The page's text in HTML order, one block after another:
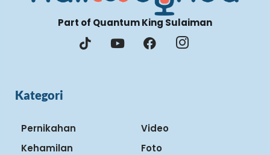
Part of Quantum King Sulaiman
Kategori
Pernikahan
Kehamilan
Video
Foto